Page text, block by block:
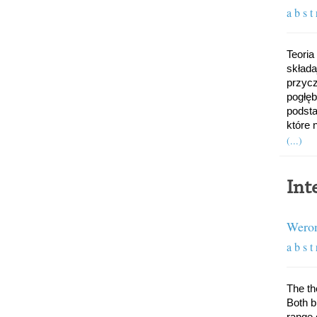
a b s t
które
(...)
a b s t
The
Both